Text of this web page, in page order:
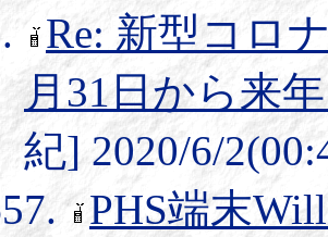
Re: 新型コロ
月31日から来
紀] 2020/6/
PHS端末